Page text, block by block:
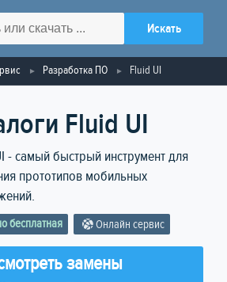
Разработка ПО Fluid UI
Fluid UI
- самый быстрый инструмент для
прототипов мобильных
бесплатная Онлайн сервис
замены